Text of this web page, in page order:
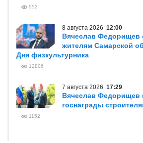
952
8 августа 2026 12:00
Вячеслав Федорищев
жителям Самарской
Дня физкультурника
12806
7 августа 2026 17:29
Вячеслав Федорищев
госнаграды
1152